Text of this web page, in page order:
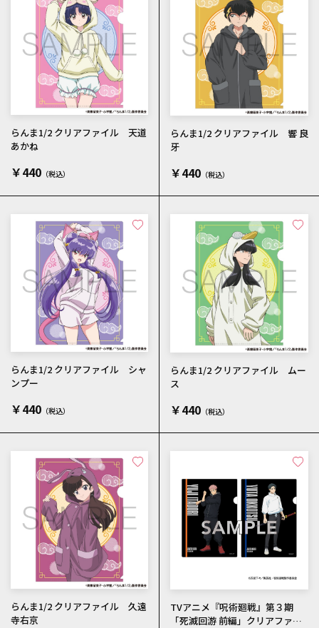
らんま1/2 クリアファイル 天道
あかね
￥440
らんま1/2 クリアファイル 響 良
牙
￥440
らんま1/2 クリアファイル シャ
ンプー
￥440
らんま1/2 クリアファイル ムー
ス
￥440
らんま1/2 クリアファイル 久遠
寺右京
TVアニメ『呪術廻戦』第３期
「死滅回游 前編」クリアファイ